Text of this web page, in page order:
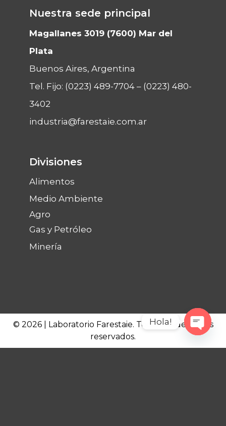
Nuestra sede principal
Magallanes 3019 (7600) Mar del
Plata
Buenos Aires, Argentina
Tel. Fijo: (0223) 489-7704– (0223) 480-
3402
industria@farestaie.com.ar
Divisiones
Alimentos
Medio Ambiente
Agro
Gas y Petróleo
Minería
© 2026 | Laboratorio Farestaie. Todos los derechos
reservados.
Hola!